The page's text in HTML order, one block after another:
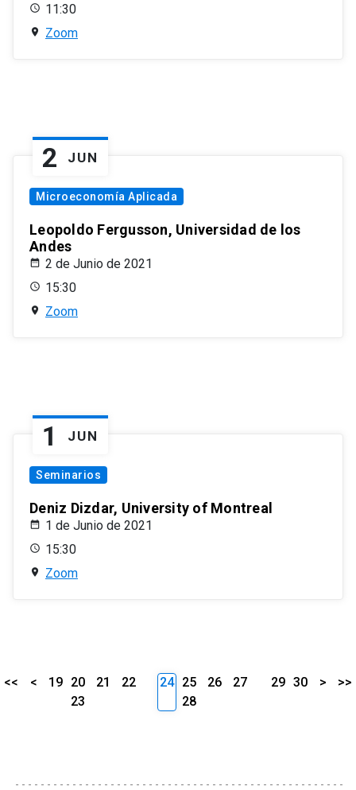
11:30
Zoom
2 JUN
Microeconomía Aplicada
Leopoldo Fergusson, Universidad de los
Andes
2 de Junio de 2021
15:30
Zoom
1 JUN
Seminarios
Deniz Dizdar, University of Montreal
1 de Junio de 2021
15:30
Zoom
<< < 19 20 21
22
23
24 25 26
27
28
29 30 > >>